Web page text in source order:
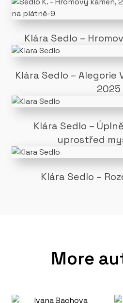
Klára Sedlo –
Klára Sedlo –
2025
Klára Sedlo –
uprostřed
Klára Sedlo –
More